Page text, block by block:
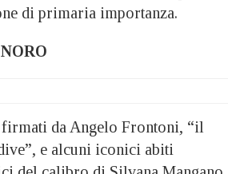
di primaria importanza.
da Angelo Frontoni, “il
e alcuni iconici abiti